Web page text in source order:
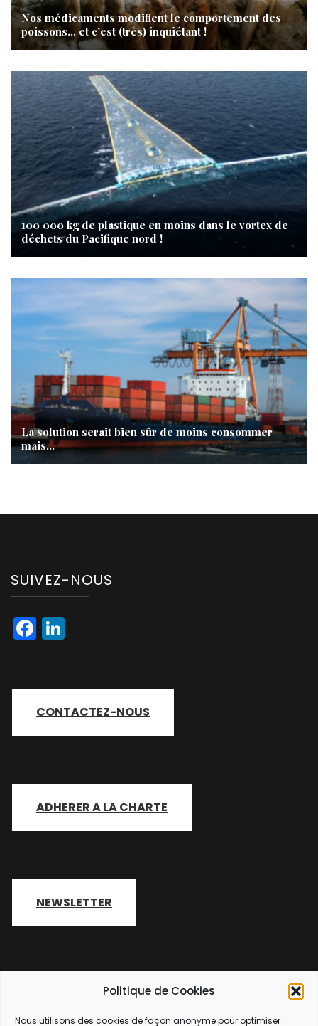
Politique de Cookies
Nous utilisons des cookies de façon anonyme pour optimiser
Nos médicaments modifient le comportement des
poissons… et c’est (très) inquiétant !
100 000 kg de plastique en moins dans le vortex de
déchets du Pacifique nord !
La solution serait bien sûr de moins consommer
mais…
SUIVEZ-NOUS
Facebook
CONTACTEZ-NOUS
ADHERER A LA CHARTE
NEWSLETTER